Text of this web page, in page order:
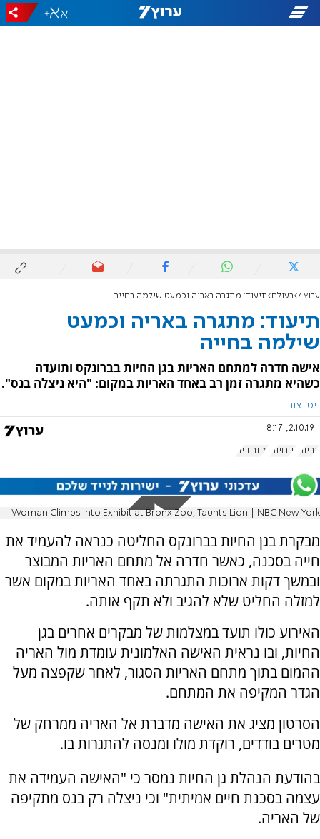
-
+
ערוץ 7 בעולם תיעוד: מתגרה באריה וכמעט שילמה בחייה
תיעוד: מתגרה באריה וכמעט
שילמה בחייה
אישה חדרה למתחם האריות בגן החיות בברונקס ותועדה
כשהיא מתגרה זמן רב באחד האריות במקום: "היא ניצלה בנס".
ניסן צור
2.10.19, 8:17
אריות גן חיות מיוחדים
Woman Climbs Into Exhibit at Bronx Zoo, Taunts Lion | NBC New York
מבקרת בגן החיות בברונקס החליטה כנראה להעמיד את
חייה בסכנה, כאשר חדרה אל מתחם האריות המבוצר
ובמשך דקות ארוכות התגרתה באחד האריות במקום אשר
למזלה החליט שלא להגיב ולא תקף אותה.
האירוע כולו תועד במצלמות של מבקרים אחרים בגן
החיות, ובו נראית האישה האלמונית עומדת מול האריה
ההמום בתוך מתחם האריות הסגור, לאחר שקפצה מעל
הגדר המקיפה את המתחם.
הסרטון מציג את האישה מדברת אל האריה ממרחק של
מטרים בודדים, רוקדת מולו ומנסה להתגרות בו.
בהודעת הנהלת גן החיות נמסר כי "האישה העמידה את
עצמה בסכנת חיים אמיתית" וכי ניצלה רק בנס מתקיפה
של האריה.